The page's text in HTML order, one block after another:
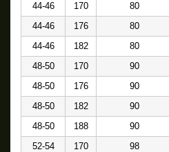
44-46 170 80
44-46
176 80
44-46
182 80
48-50
170 90
48-50
176 90
48-50
182 90
48-50
188 90
52-54
170 98